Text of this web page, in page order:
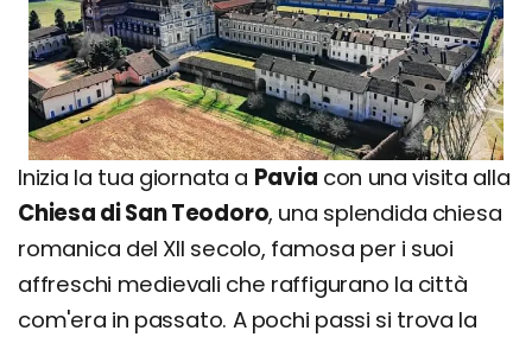
Inizia la tua giornata a Pavia con una visita alla
Chiesa di San Teodoro, una splendida chiesa
romanica del XII secolo, famosa per i suoi
affreschi medievali che raffigurano la città
com'era in passato. A pochi passi si trova la